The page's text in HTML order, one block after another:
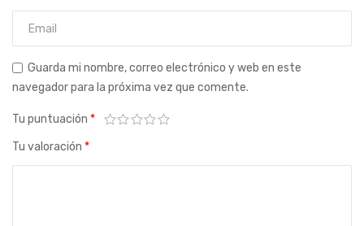
Guarda mi nombre, correo electrónico y web en este
navegador para la próxima vez que comente.
Tu puntuación *
Tu valoración *